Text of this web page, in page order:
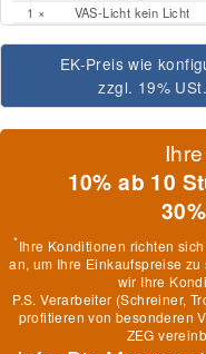
1 ×
VAS-Licht kein Licht
EK-Preis wie
zzgl. 19%
10% ab 10
*Ihre Konditionen richten
an, um Ihre Einkaufspreise
wir Ihre
P.S. Verarbeiter (Schreiner,
profitieren von besonderen
ZEG